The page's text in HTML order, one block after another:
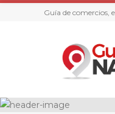
Guía de comercios,